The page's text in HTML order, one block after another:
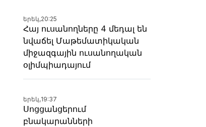
երեկ,20:25
Հայ ուսանողները 4 մեդալ են
նվաճել Մաթեմատիկական
միջազգային ուսանողական
օլիմպիադայում
երեկ,19:37
Սոցցանցերում
բնակարանների